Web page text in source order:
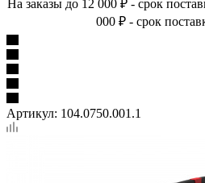
На заказы до 12 000 ₽ - срок
000 ₽ - срок
Артикул: 104.0750.001.1